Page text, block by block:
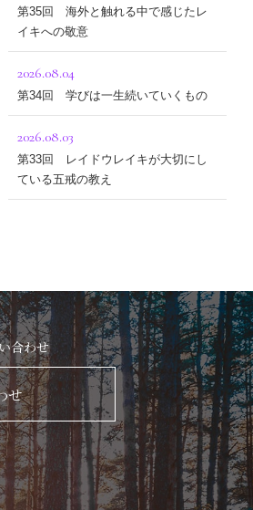
第35回 海外と触れる中で感じたレ
イキへの敬意
2026.08.04
第34回 学びは一生続いていくもの
2026.08.03
第33回 レイドウレイキが大切にし
ている五戒の教え
合わせ
せ